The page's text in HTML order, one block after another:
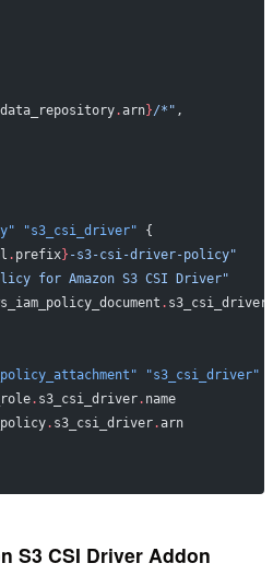
data_repository.arn}/*" ,
"s3_csi_driver" {
. prefix} -s3-csi-driver-policy"
for Amazon S3 CSI Driver"
. s3_csi_driver
"s3_csi_driver"
. s3_csi_driver. name
. s3_csi_driver.arn
S3 CSI Driver Addon